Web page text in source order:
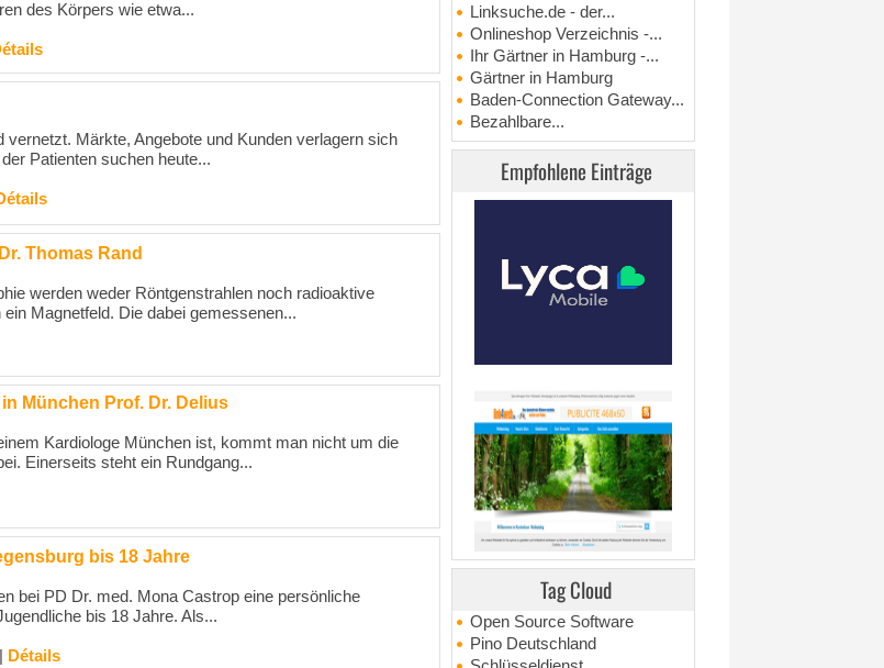
Linksuche.de - der...
Onlineshop Verzeichnis -...
Ihr Gärtner in Hamburg -...
Gärtner in Hamburg
Baden-Connection Gateway...
Bezahlbare...
Empfohlene Einträge
Tag Cloud
Open Source Software
Pino Deutschland
des Körpers wie etwa...
vernetzt. Märkte, Angebote und Kunden verlagern sich
Patienten suchen heute...
Thomas Rand
werden weder Röntgenstrahlen noch radioaktive
Magnetfeld. Die dabei gemessenen...
München Prof. Dr. Delius
Kardiologe München ist, kommt man nicht um die
Einerseits steht ein Rundgang...
bis 18 Jahre
bei PD Dr. med. Mona Castrop eine persönliche
bis 18 Jahre. Als...
Détails